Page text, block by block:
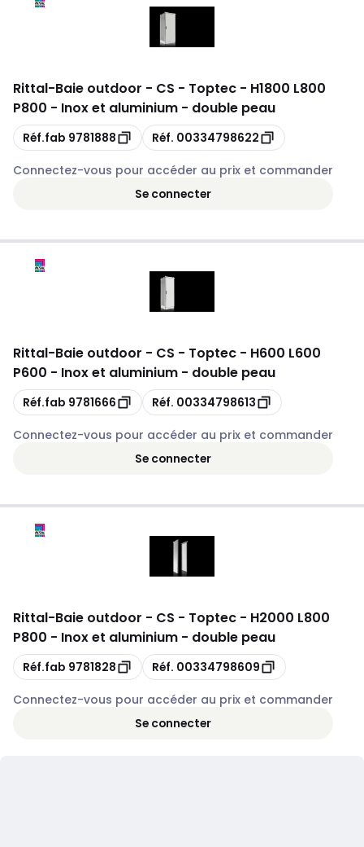
Rittal-Baie outdoor - CS - Toptec - H1800 L800
P800 - Inox et aluminium - double peau
Copie
Réf.fab 9781888 Copie
Réf. 00334798622
Connectez-vous pour accéder au prix et commander
Se connecter
Rittal-Baie outdoor - CS - Toptec - H600 L600
P600 - Inox et aluminium - double peau
Copie
Réf.fab 9781666 Copie
Réf. 00334798613
Connectez-vous pour accéder au prix et commander
Se connecter
Rittal-Baie outdoor - CS - Toptec - H2000 L800
P800 - Inox et aluminium - double peau
Copie
Réf.fab 9781828 Copie
Réf. 00334798609
Connectez-vous pour accéder au prix et commander
Se connecter